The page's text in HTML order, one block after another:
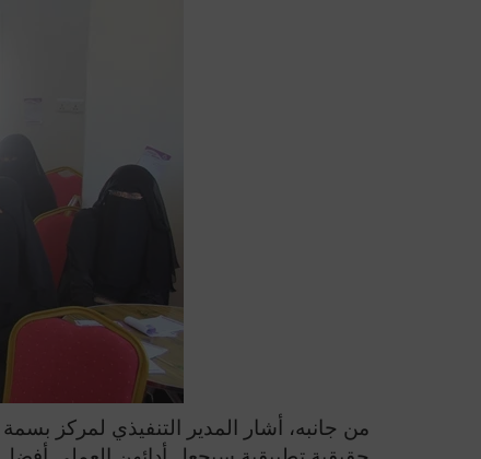
من جانبه، أشار المدير التنفيذي لمركز